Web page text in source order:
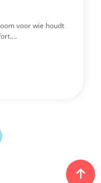
voor wie houdt